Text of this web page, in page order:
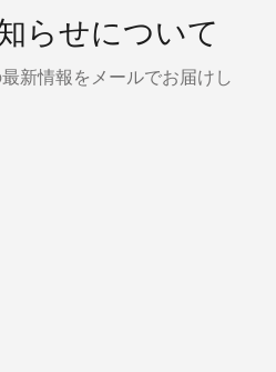
らせについて
新情報をメールでお届けし